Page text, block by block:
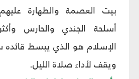
بيت العصمة والطهارة
أسلحة الجندي والحارس
الإسلام هو الذي يبسط قائده
ويقف لأداء صلاة الليل.